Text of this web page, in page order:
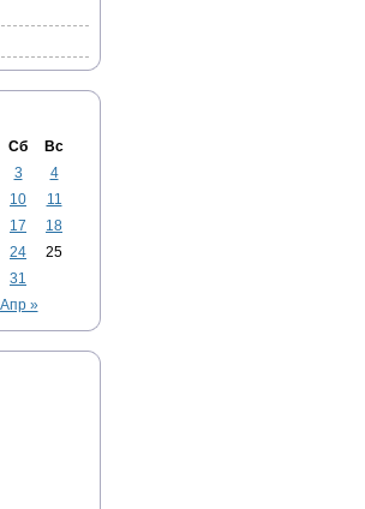
Сб Вс
Апр »
3
4
10
11
17
18
24
25
31